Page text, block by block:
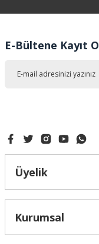
Ürün
Ürün fiyatı diğer
E-Bültene Kayıt
Üyelik
Kurumsal